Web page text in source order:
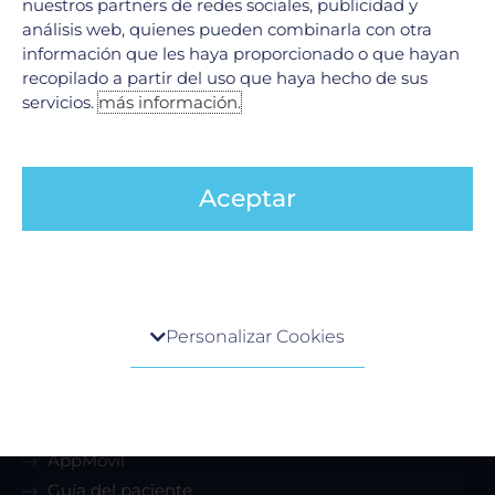
17 junio, 2022
VER MÁS
Promociones
Ambulancia
AppMóvil
Guía del paciente
nuestros partners de redes sociales, publicidad y
análisis web, quienes pueden combinarla con otra
información que les haya proporcionado o que hayan
recopilado a partir del uso que haya hecho de sus
servicios.más información.
Aceptar
Cuando visita cualquier sitio web, el mismo podría
preferencias o su dispositivo, y se usa
principalmente para que el sitio funcione según lo
Personalizar Cookies